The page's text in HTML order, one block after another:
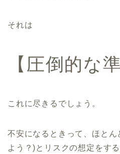
それは
【圧倒的な
これに尽きるでしょう。
不安になるときって、ほと
よう？)とリスクの想定をする